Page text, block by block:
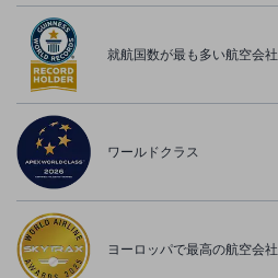
就航国数が最も多い航空会社
ワールドクラス
ヨーロッパで最高の航空会社